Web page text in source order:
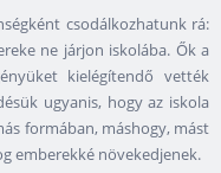
csodálkozhatunk rá:
ne járjon iskolába. Ők a
kielégítendő vették
ugyanis, hogy az iskola
formában, máshogy, mást
emberekké növekedjenek.